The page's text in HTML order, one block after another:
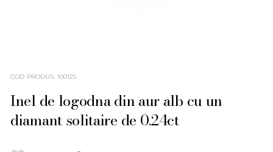
COD PRODUS: 100125
Inel de logodna din aur alb cu un
diamant solitaire de 0.24ct